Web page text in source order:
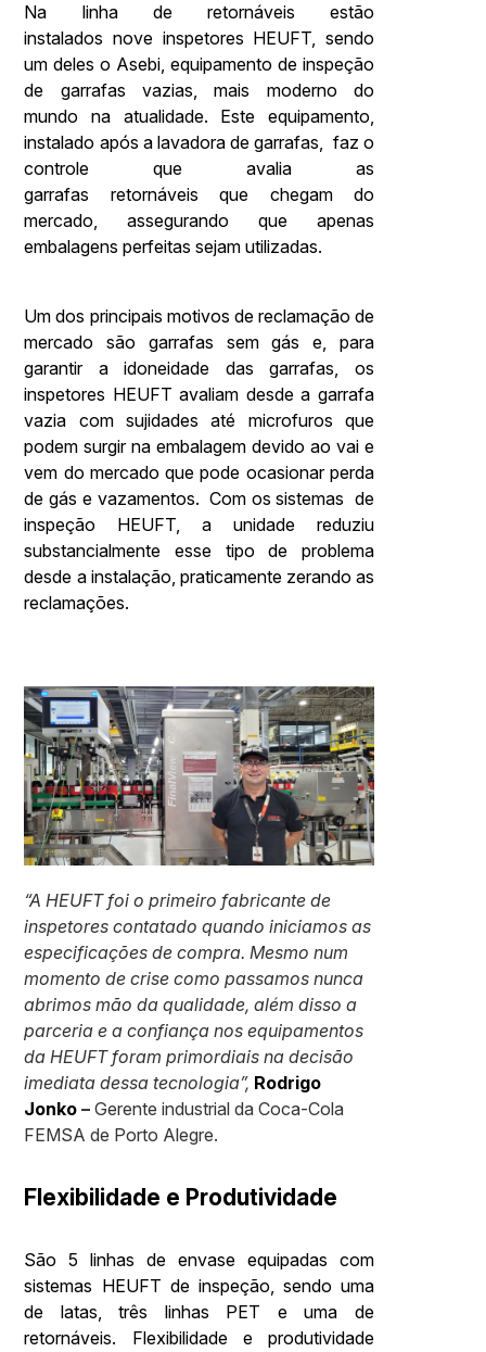
Na linha de retornáveis estão
instalados nove inspetores HEUFT, sendo
um deles o Asebi, equipamento de inspeção
de garrafas vazias, mais moderno do
mundo na atualidade. Este equipamento,
instalado após a lavadora de garrafas, faz o
controle que avalia as
garrafas retornáveis que chegam do
mercado, assegurando que apenas
embalagens perfeitas sejam utilizadas.
Um dos principais motivos de reclamação de
mercado são garrafas sem gás e, para
garantir a idoneidade das garrafas, os
inspetores HEUFT avaliam desde a garrafa
vazia com sujidades até microfuros que
podem surgir na embalagem devido ao vai e
vem do mercado que pode ocasionar perda
de gás e vazamentos. Com os sistemas de
inspeção HEUFT, a unidade reduziu
substancialmente esse tipo de problema
desde a instalação, praticamente zerando as
reclamações.
“A HEUFT foi o primeiro fabricante de
inspetores contatado quando iniciamos as
especificações de compra. Mesmo num
momento de crise como passamos nunca
abrimos mão da qualidade, além disso a
parceria e a confiança nos equipamentos
daHEUFT foram primordiais na decisão
imediata dessa tecnologia”, Rodrigo
Jonko – Gerente industrial da Coca-Cola
FEMSA de Porto Alegre.
Flexibilidade e Produtividade
São 5 linhas de envase equipadas com
sistemas HEUFT de inspeção, sendo uma
de latas, três linhas PET e uma de
retornáveis. Flexibilidade e produtividade